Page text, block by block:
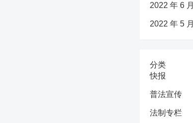
2022 年 6 月
2022 年 5 月
分类
快报
普法宣传
法制专栏